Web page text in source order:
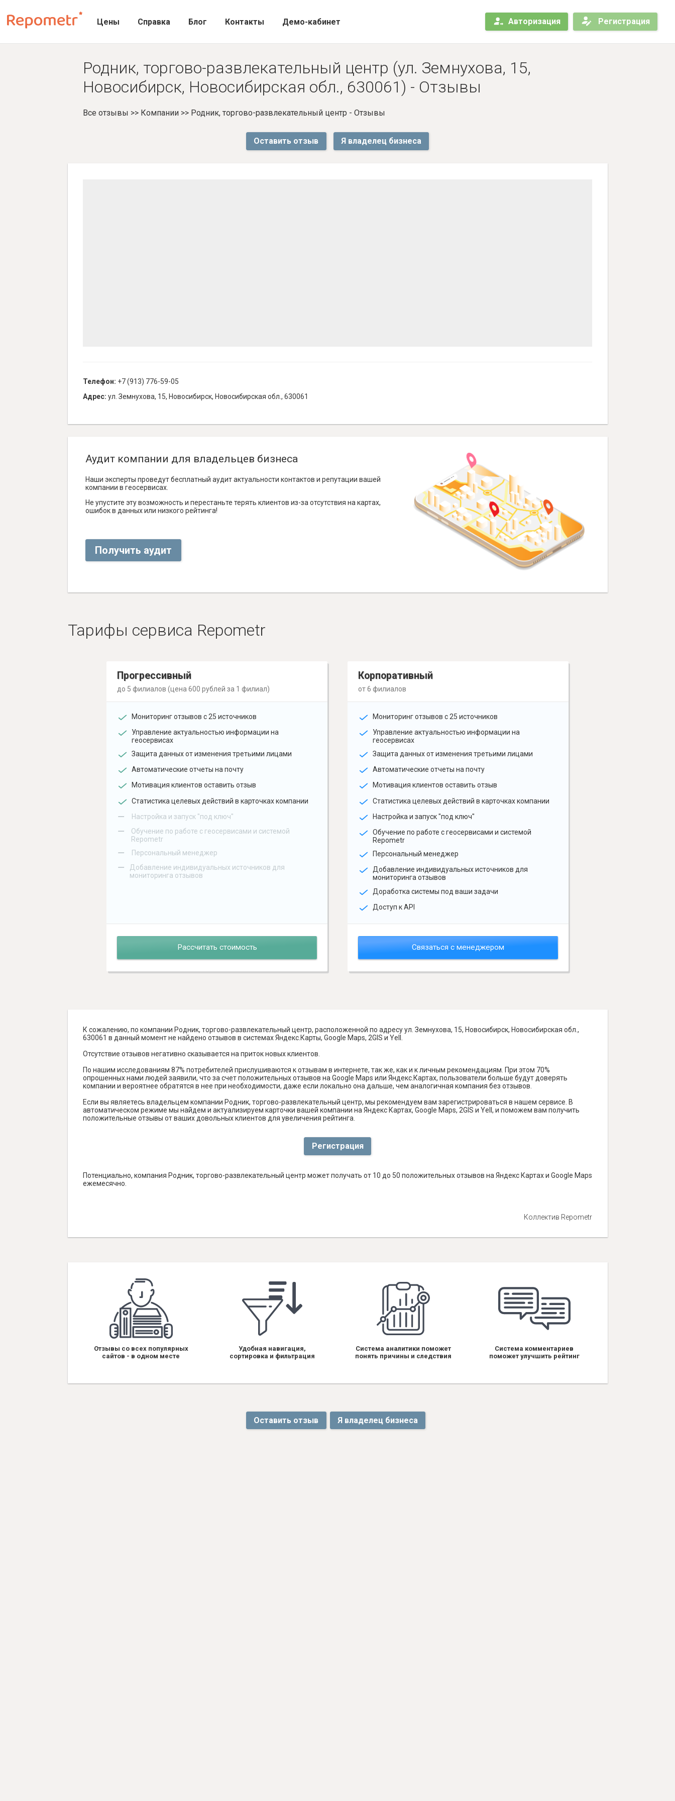
Цены Справка Блог Контакты Демо-кабинет Авторизация Регистрация
Родник, торгово-развлекательный центр (ул. Земнухова, 15,
Новосибирск, Новосибирская обл., 630061) - Отзывы
Все отзывы >> Компании>> Родник, торгово-развлекательный центр - Отзывы
Оставить отзыв Я владелец бизнеса
Телефон: +7 (913) 776-59-05
Адрес: ул. Земнухова, 15, Новосибирск, Новосибирская обл., 630061
Аудит компании для владельцев бизнеса
Наши эксперты проведут бесплатный аудит актуальности контактов и репутации вашей
компании в геосервисах.
Не упустите эту возможность и перестаньте терять клиентов из-за отсутствия на картах,
ошибок в данных или низкого рейтинга!
Получить аудит
Тарифы сервиса Repometr
Прогрессивный
до 5 филиалов (цена 600 рублей за 1 филиал)
Мониторинг отзывов с 25 источников
Управление актуальностью информации на
геосервисах
Защита данных от изменения третьими лицами
Автоматические отчеты на почту
Мотивация клиентов оставить отзыв
Статистика целевых действий в карточках компании
– Настройка и запуск "под ключ"
–
Обучение по работе с геосервисами и системой
Repometr
– Персональный менеджер
–
Добавление индивидуальных источников для
мониторинга отзывов
Рассчитать стоимость
Корпоративный
от 6 филиалов
Мониторинг отзывов с 25 источников
Управление актуальностью информации на
геосервисах
Защита данных от изменения третьими лицами
Автоматические отчеты на почту
Мотивация клиентов оставить отзыв
Статистика целевых действий в карточках компании
Настройка и запуск "под ключ"
Обучение по работе с геосервисами и системой
Repometr
Персональный менеджер
Добавление индивидуальных источников для
мониторинга отзывов
Доработка системы под ваши задачи
Доступ к API
Связаться с менеджером
К сожалению, по компании Родник, торгово-развлекательный центр, расположенной по адресу ул. Земнухова, 15, Новосибирск, Новосибирская обл.,
630061 в данный момент не найдено отзывов в системах Яндекс.Карты, Google Maps, 2GIS и Yell.
Отсутствие отзывов негативно сказывается на приток новых клиентов.
По нашим исследованиям 87% потребителей прислушиваются к отзывам в интернете, так же, как и к личным рекомендациям. При этом 70%
опрошенных нами людей заявили, что за счет положительных отзывов на Google Maps или Яндекс.Картах, пользователи больше будут доверять
компании и вероятнее обратятся в нее при необходимости, даже если локально она дальше, чем аналогичная компания без отзывов.
Если вы являетесь владельцем компании Родник, торгово-развлекательный центр, мы рекомендуем вам зарегистрироваться в нашем сервисе. В
автоматическом режиме мы найдем и актуализируем карточки вашей компании на Яндекс Картах, Google Maps, 2GIS и Yell, и поможем вам получить
положительные отзывы от ваших довольных клиентов для увеличения рейтинга.
Регистрация
Потенциально, компания Родник, торгово-развлекательный центр может получать от 10 до 50 положительных отзывов на Яндекс Картах и Google Maps
ежемесячно.
Коллектив Repometr
Отзывы со всех популярных
сайтов - в одном месте
Удобная навигация,
сортировка и фильтрация
Система аналитики поможет
понять причины и следствия
Система комментариев
поможет улучшить рейтинг
Оставить отзыв Я владелец бизнеса